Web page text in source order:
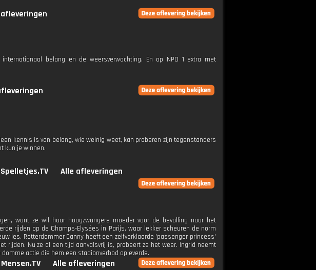
belang en de weersverwachting. En op NPO 1 extra met
kennis is van belang, wie weinig weet, kan proberen zijn tegenstanders
kun je winnen.
Spelletjes.TV Alle afleveringen
want ze wil haar hoogzwangere moeder voor de bevalling naar het
rijden op de Champs-Elysées in Parijs, waar lekker scheuren de norm
les. Rotterdammer Danny heeft een zelfverklaarde 'passenger princess'
rijden. Nu ze al een tijd aanvalsvrij is, probeert ze het weer. Ingrid neemt
actie die hem een stadionverbod opleverde.
Mensen.TV Alle afleveringen